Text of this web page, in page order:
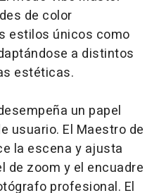
de color
estilos únicos como
a distintos
estéticas.
un papel
usuario. El Maestro de
la escena y ajusta
de zoom y el encuadre
profesional. El